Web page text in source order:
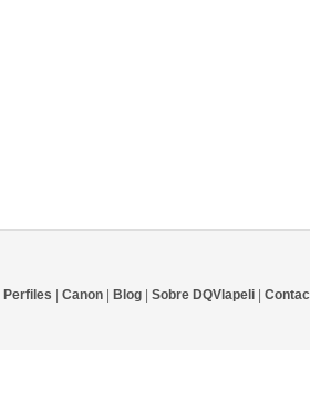
Perfiles Canon Blog Sobre DQVlapeli